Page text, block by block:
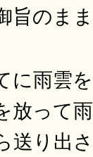
旨のま
に雨雲
放って
送り出さ